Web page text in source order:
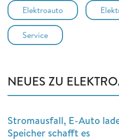
Elektroauto
Service
NEUES ZU
Stromausfall, E-Auto
Speicher schafft es